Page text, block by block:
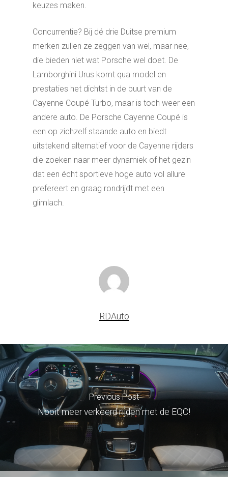
keuzes maken.
Concurrentie? Bij dé drie Duitse premium
merken zullen ze zeggen van wel, maar nee,
die bieden niet wat Porsche wel doet. De
Lamborghini Urus komt qua model en
prestaties het dichtst in de buurt van de
Cayenne Coupé Turbo, maar is toch weer een
andere auto. De Porsche Cayenne Coupé is
een op zichzelf staande auto en biedt
uitstekend alternatief voor de Cayenne rijders
die zoeken naar meer dynamiek of het gezin
dat een écht sportieve hoge auto vol allure
prefereert en graag rondrijdt met een
glimlach.
RDAuto
Previous Post
Nooit meer verkeerd rijden met de EQC!